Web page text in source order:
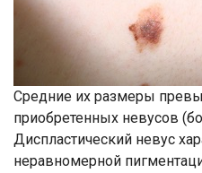
Средние их размеры
приобретенных невусов
Диспластический невус
неравномерной